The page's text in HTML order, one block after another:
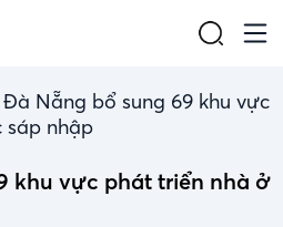
Đà Nẵng bổ sung 69 khu vực
nhập
khu vực phát triển nhà ở